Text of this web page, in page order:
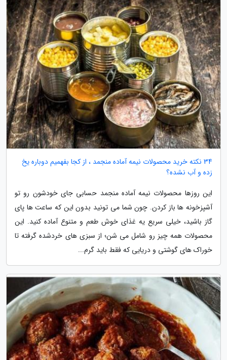
34 نکته خرید محصولات نیمه آماده منجمد ، از کجا بفهمیم دوباره یخ
زده و آب نشده؟
این روزها محصولات نیمه آماده منجمد حسابی جای خودشون رو تو
آشپزخونه ها باز کردن. چون شما می تونید بدون این که ساعت ها پای
گاز باشید، خیلی سریع یه غذای خوش طعم و متنوع آماده کنید. این
محصولات همه چیز رو شامل می شن؛ از سبزی های خردشده گرفته تا
خوراک های گوشتی و دریایی که فقط باید گرم...